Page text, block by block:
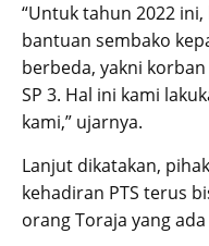
“Untuk tahun 2022
bantuan sembako
berbeda, yakni
SP 3. Hal ini kami
kami,” ujarnya.
Lanjut dikatakan,
kehadiran PTS terus
orang Toraja yang